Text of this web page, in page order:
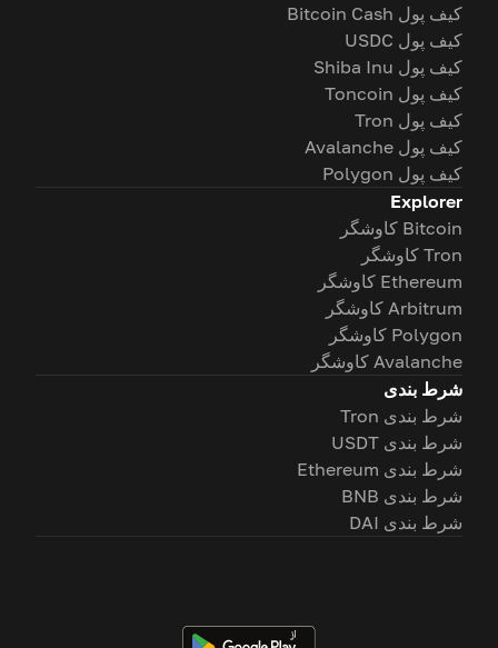
کیف پول Bitcoin Cash
کیف پول USDC
کیف پول Shiba Inu
کیف پول Toncoin
کیف پول Tron
کیف پول Avalanche
کیف پول Polygon
Explorer
Bitcoin کاوشگر
Tron کاوشگر
Ethereum کاوشگر
Arbitrum کاوشگر
Polygon کاوشگر
Avalanche کاوشگر
شرط بندی
شرط بندی Tron
شرط بندی USDT
شرط بندی Ethereum
شرط بندی BNB
شرط بندی DAI